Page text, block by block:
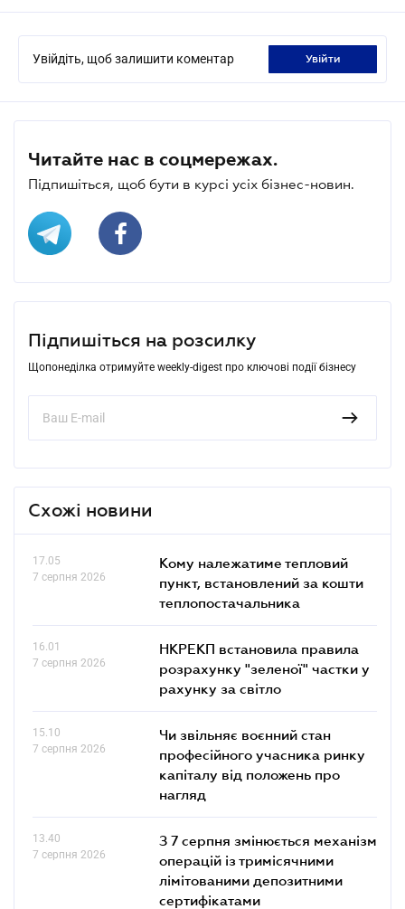
Увійдіть, щоб залишити коментар увійти
Читайте нас в соцмережах.
Підпишіться, щоб бути в курсі усіх бізнес-новин.
Підпишіться на розсилку
Щопонеділка отримуйте weekly-digest про ключові події бізнесу
Схожі новини
17.05
7 серпня 2026
Кому належатиме тепловий
пункт, встановлений за кошти
теплопостачальника
16.01
7 серпня 2026
НКРЕКП встановила правила
розрахунку "зеленої" частки у
рахунку за світло
15.10
7 серпня 2026
Чи звільняє воєнний стан
професійного учасника ринку
капіталу від положень про
нагляд
13.40
7 серпня 2026
З 7 серпня змінюється механізм
операцій із тримісячними
лімітованими депозитними
сертифікатами